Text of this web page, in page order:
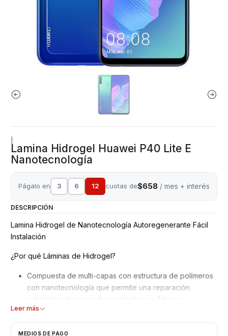
Lamina Hidrogel Huawei P40 Lite E
Nanotecnología
Págalo en 3 6 12 cuotas de$658 / mes + interés
DESCRIPCIÓN
Lamina Hidrogel de Nanotecnología Autoregenerante Fácil
Instalación
¿Por qué Láminas de Hidrogel?
Compuesta de multi-capas con estructura de polímeros
con nanotecnología que permite una reparación
automática de pequeños rasguños en 2 horas.
Mejor adaptación y absorción de golpes, debido a su
No interfiere en el reconocimiento de la huella dactilar
Leer más
MEDIOS DE PAGO